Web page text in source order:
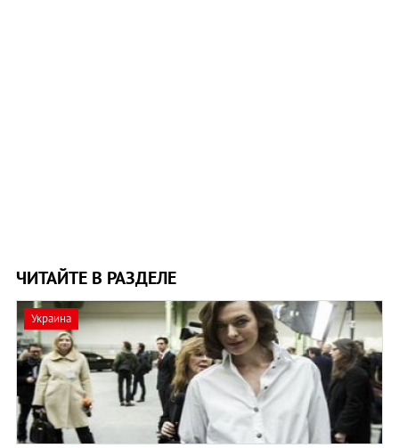
ЧИТАЙТЕ В РАЗДЕЛЕ
Украина